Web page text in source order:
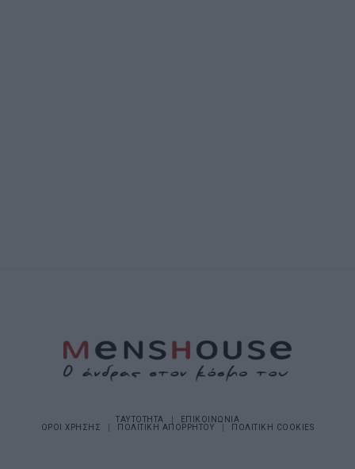
ΤΑΥΤΟΤΗΤΑ
ΕΠΙΚΟΙΝΩΝΙΑ
ΟΡΟΙ ΧΡΗΣΗΣ
ΠΟΛΙΤΙΚΗ ΑΠΟΡΡΗΤΟΥ ΠΟΛΙΤΙΚΗ COOKIES